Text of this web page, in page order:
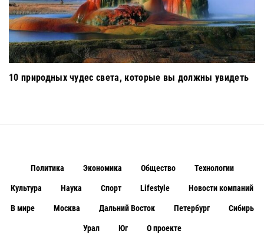
10 природных чудес света, которые вы должны увидеть
Политика Экономика Общество Технологии
Культура Наука Спорт Lifestyle Новости компаний
В мире Москва Дальний Восток Петербург Сибирь
Урал Юг О проекте